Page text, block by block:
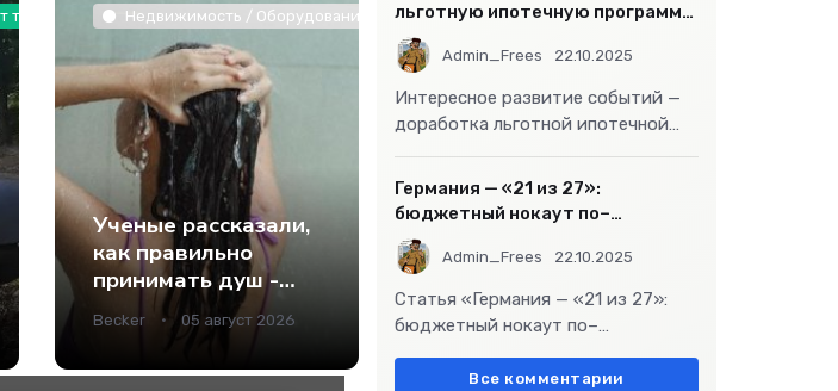
Недвижимость / Оборудование / Другие новости / Знакомства / Интернет технологии
Ученые рассказали,
как правильно
принимать душ -
Наука.
Becker 05 август 2026
льготную ипотечную программу
- «Бизнес»
Admin_Frees 22.10.2025
Интересное развитие событий —
доработка льготной ипотечной
стать
Германия — «21 из 27»:
бюджетный нокаут по–
европейски
Admin_Frees 22.10.2025
Статья «Германия — «21 из 27»:
бюджетный нокаут по–
подчеркивает остроту
Все комментарии